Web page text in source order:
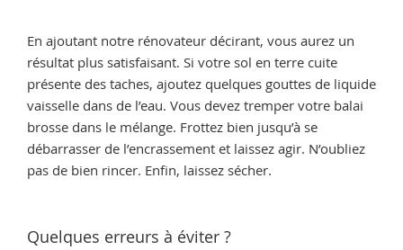
En ajoutant notre rénovateur décirant, vous aurez un
résultat plus satisfaisant. Si votre sol en terre cuite
présente des taches, ajoutez quelques gouttes de liquide
vaisselle dans de l’eau. Vous devez tremper votre balai
brosse dans le mélange. Frottez bien jusqu’à se
débarrasser de l’encrassement et laissez agir. N’oubliez
pas de bien rincer. Enfin, laissez sécher.
Quelques erreurs à éviter ?